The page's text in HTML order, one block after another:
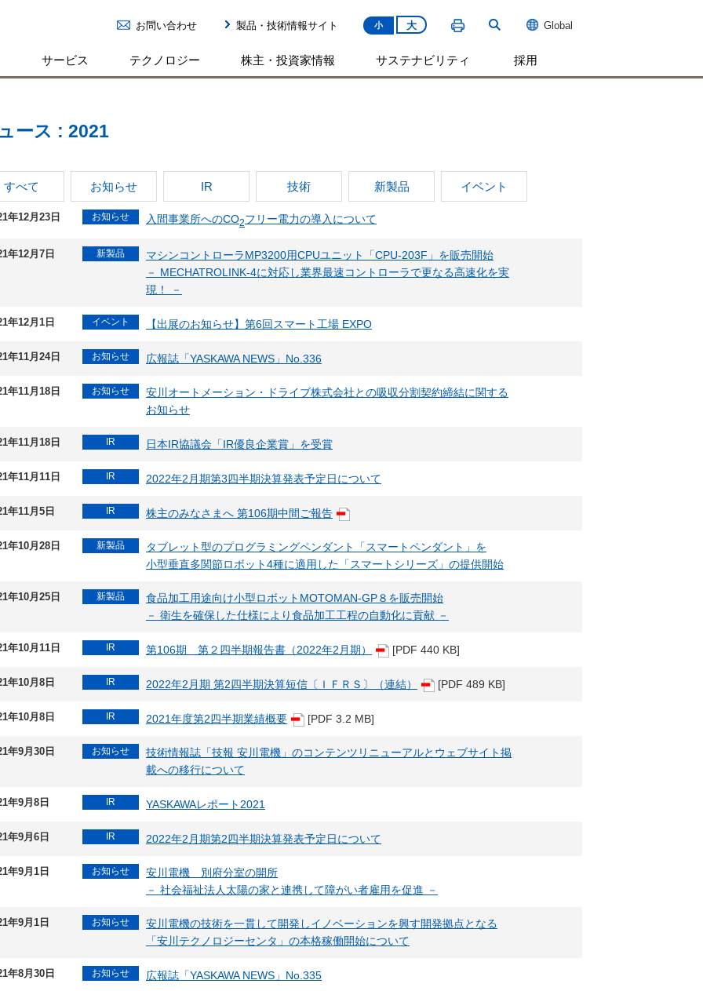
お問い合わせ 製品・技術情報サイト 小 大 Global
サービス テクノロジー 株主・投資家情報 サステナビリティ 採用
ース : 2021
すべて お知らせ IR 技術 新製品 イベント
年12月23日 お知らせ 入間事業所へのCO2フリー電力の導入について
年12月7日 新製品
マシンコントローラMP3200用CPUユニット「CPU-203F」を販売開始
－ MECHATROLINK-4に対応し業界最速コントローラで更なる高速化を実
現！ －
年12月1日 イベント 【出展のお知らせ】第6回スマート工場 EXPO
年11月24日 お知らせ 広報誌「YASKAWA NEWS」No.336
年11月18日 お知らせ
安川オートメーション・ドライブ株式会社との吸収分割契約締結に関する
お知らせ
年11月18日 IR 日本IR協議会「IR優良企業賞」を受賞
年11月11日 IR 2022年2月期第3四半期決算発表予定日について
年11月5日 IR 株主のみなさまへ 第106期中間ご報告
年10月28日 新製品
タブレット型のプログラミングペンダント「スマートペンダント」を
小型垂直多関節ロボット4種に適用した「スマートシリーズ」の提供開始
年10月25日 新製品
食品加工用途向け小型ロボットMOTOMAN-GP８を販売開始
－ 衛生を確保した仕様により食品加工工程の自動化に貢献 －
年10月11日 IR 第106期 第２四半期報告書（2022年2月期） [PDF 440 KB]
年10月8日 IR 2022年2月期 第2四半期決算短信〔ＩＦＲＳ〕（連結） [PDF 489 KB]
年10月8日 IR 2021年度第2四半期業績概要 [PDF 3.2 MB]
年9月30日 お知らせ
技術情報誌「技報 安川電機」のコンテンツリニューアルとウェブサイト掲
載への移行について
年9月8日 IR YASKAWAレポート2021
年9月6日 IR 2022年2月期第2四半期決算発表予定日について
年9月1日 お知らせ
安川電機 別府分室の開所
－ 社会福祉法人太陽の家と連携して障がい者雇用を促進 －
年9月1日 お知らせ
安川電機の技術を一貫して開発しイノベーションを興す開発拠点となる
「安川テクノロジーセンタ」の本格稼働開始について
年8月30日 お知らせ 広報誌「YASKAWA NEWS」No.335